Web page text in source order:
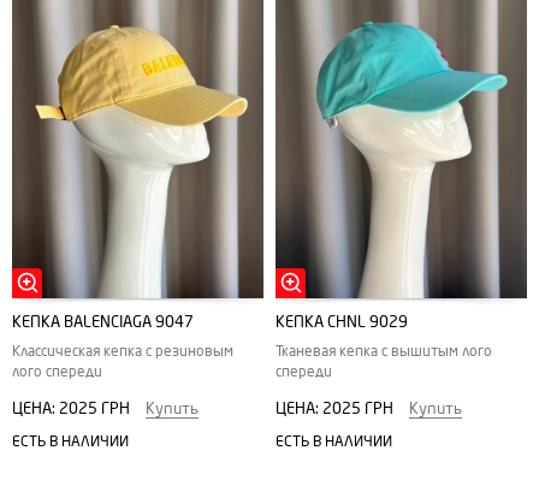
КЕПКА BALENCIAGA 9047
Классическая кепка с резиновым
лого спереди
ЦЕНА: 2025 ГРН Купить
ЕСТЬ В НАЛИЧИИ
КЕПКА CHNL 9029
Тканевая кепка с вышитым лого
спереди
ЦЕНА: 2025 ГРН Купить
ЕСТЬ В НАЛИЧИИ